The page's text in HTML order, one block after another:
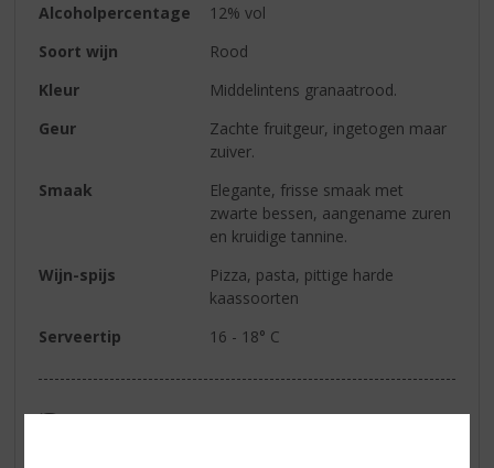
Alcoholpercentage
12% vol
Soort wijn
Rood
Kleur
Middelintens granaatrood.
Geur
Zachte fruitgeur, ingetogen maar
zuiver.
Smaak
Elegante, frisse smaak met
zwarte bessen, aangename zuren
en kruidige tannine.
Wijn-spijs
Pizza, pasta, pittige harde
kaassoorten
Serveertip
16 - 18° C
Reviews